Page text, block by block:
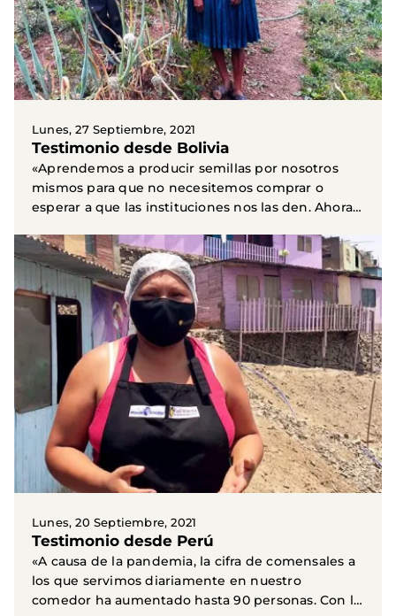
Lunes, 27 Septiembre, 2021
Testimonio desde Bolivia
«Aprendemos a producir semillas por nosotros
mismos para que no necesitemos comprar o
esperar a que las instituciones nos las den. Ahora
Lunes, 20 Septiembre, 2021
Testimonio desde Perú
«A causa de la pandemia, la cifra de comensales a
los que servimos diariamente en nuestro
comedor ha aumentado hasta 90 personas. Con la